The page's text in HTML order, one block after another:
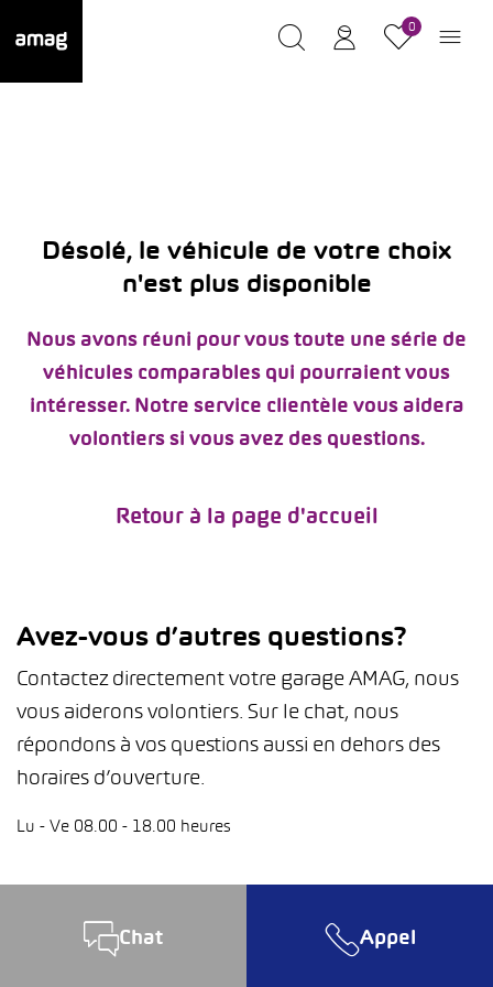
0
Désolé, le véhicule de votre choix
n'est plus disponible
Nous avons réuni pour vous toute une série de
véhicules comparables qui pourraient vous
intéresser. Notre service clientèle vous aidera
volontiers si vous avez des questions.
Retour à la page d'accueil
Avez-vous d’autres questions?
Contactez directement votre garage AMAG, nous
vous aiderons volontiers. Sur le chat, nous
répondons à vos questions aussi en dehors des
horaires d’ouverture.
Lu - Ve 08.00 - 18.00 heures
Chat Appel